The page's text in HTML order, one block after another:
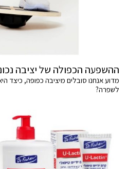
ההשפעה הכפולה של יציבה
מדוע אנחנו סובלים מיציבה כפופה, כיצד
לשפרה?